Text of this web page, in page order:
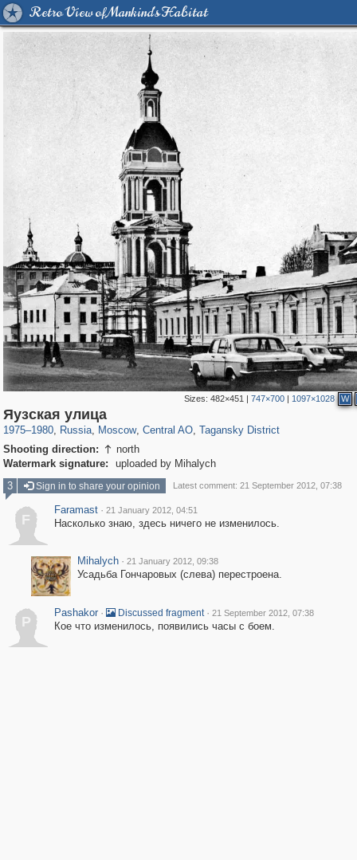
Retro View of Mankind's Habitat
Sizes:482×451 |747×700 | 1097×1028 W
Яузская улица
1975–1980, Russia
1,405,779
, Moscow
319,716 8,286
, Central AO
159,930
, Tagansky District
Shooting direction:  north
Watermark signature:
uploaded by Mihalych
3
Sign in to share your opinion Latest comment: 21 September 2012, 07:38
F
Faramast · 21 January 2012, 04:51
Насколько знаю, здесь ничего не изменилось.
Mihalych · 21 January 2012, 09:38
Усадьба Гончаровых (слева) перестроена.
P
Pashakor · Discussed fragment · 21 September 2012, 07:38
Кое что изменилось, появились часы с боем.